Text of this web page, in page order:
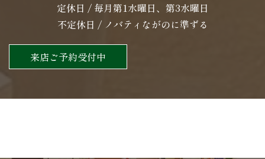
定休日 / 毎月第1水曜日、第3水曜日
不定休日 / ノバティながのに準ずる
来店ご予約受付中